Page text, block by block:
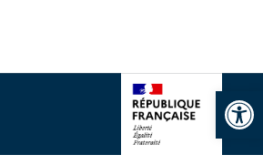
Ouvrir